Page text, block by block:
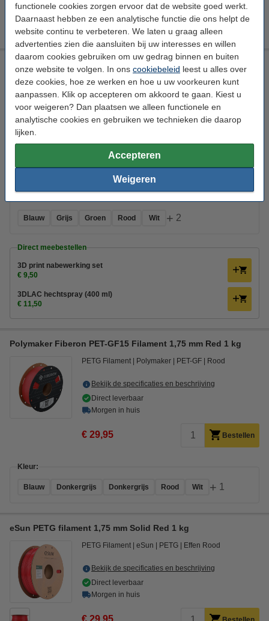
functionele cookies zorgen ervoor dat de website goed werkt.
Daarnaast hebben ze een analytische functie die ons helpt de
website continu te verbeteren. We laten u graag alleen
advertenties zien die aansluiten bij uw interesses en willen
daarom cookies gebruiken om uw gedrag binnen en buiten
onze website te volgen. In ons cookiebeleid leest u alles over
deze cookies, hoe ze werken en hoe u uw voorkeuren kunt
aanpassen. Klik op accepteren om akkoord te gaan. Kiest u
voor weigeren? Dan plaatsen we alleen functionele en
analytische cookies en gebruiken we technieken die daarop
lijken.
Accepteren
Weigeren
3DLAC hechtspray (400 ml)
€ 11,50
REAL filament rood 1,75 mm PETG Recycled 1 kg
PETG Filament REAL PETG Recycled Rood
Bekijk de specificaties en beschrijving
Direct leverbaar
€ 32,50
Blauw Grijs Groen Rood Wit + 2
Direct meebestellen
3D print nabewerking set
€ 9,50
3DLAC hechtspray (400 ml)
€ 11,50
Polymaker Fiberon PET-GF15 Filament 1,75 mm Red 1 kg
PETG Filament Polymaker PET-GF Rood
Bekijk de specificaties en beschrijving
Direct leverbaar
Morgen in huis
€ 29,95 Bestellen
Kleur:
Blauw Donkergrijs Donkergrijs Rood Wit + 1
eSun PETG filament 1,75 mm Solid Red 1 kg
PETG Filament eSun PETG Effen Rood
Bekijk de specificaties en beschrijving
Direct leverbaar
Morgen in huis
€ 29,95